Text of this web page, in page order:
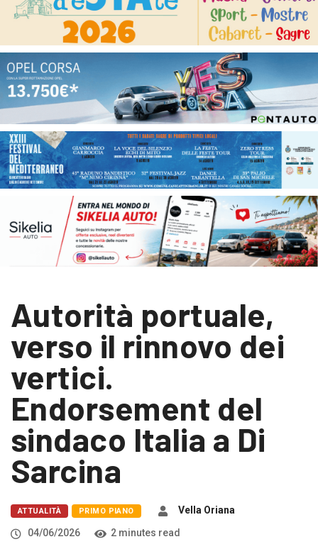
Autorità portuale,
verso il rinnovo dei
vertici.
Endorsement del
sindaco Italia a Di
Sarcina
ATTUALITÀ PRIMO PIANO
Vella Oriana
04/06/2026
2 minutes read